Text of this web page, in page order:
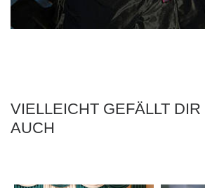
VIELLEICHT GEFÄLLT DIR
AUCH